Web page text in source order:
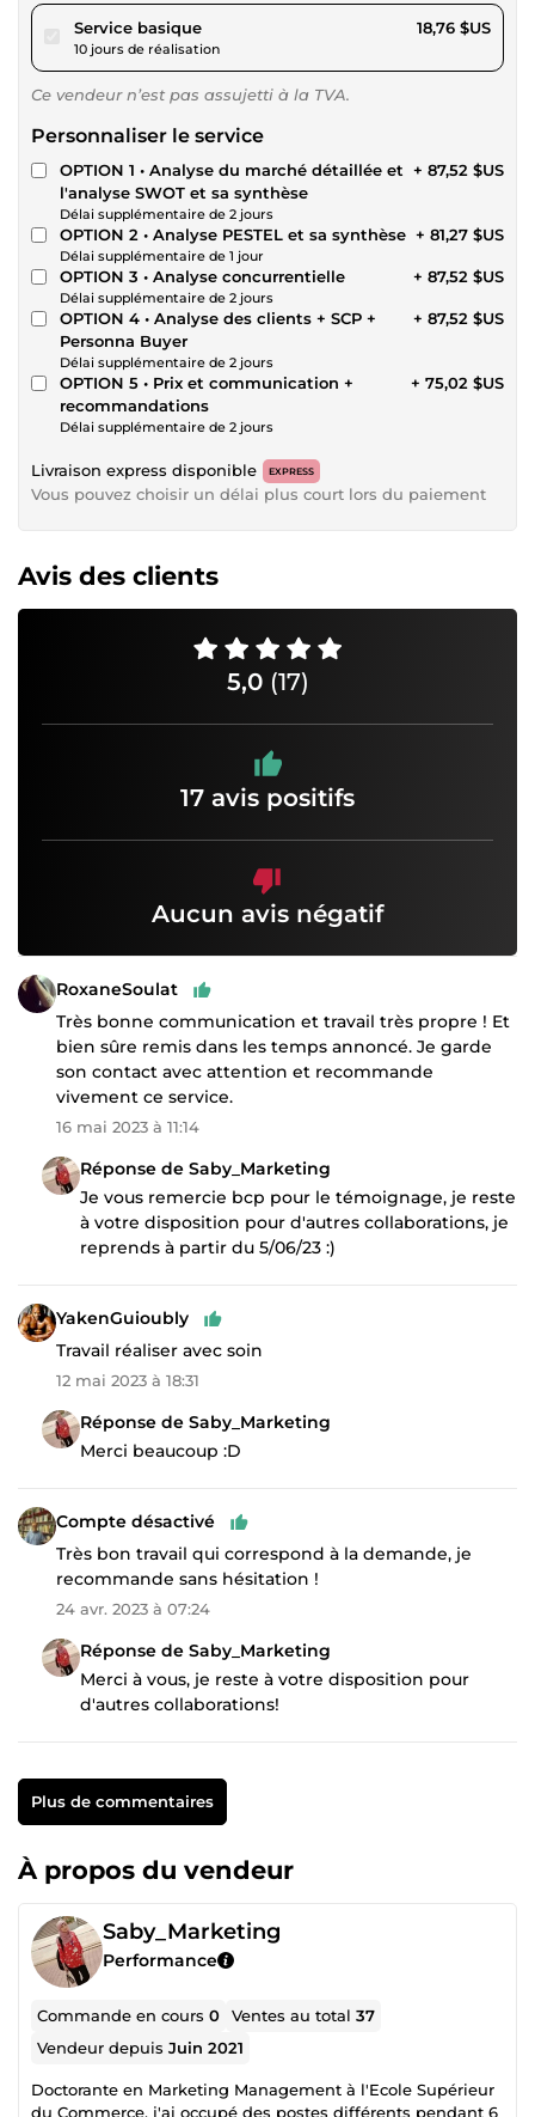
Service basiquepour 17,29 $US
10 jours de réalisation
18,76 $US
Ce vendeur n’est pas assujetti à la TVA.
Personnaliser le service
OPTION 1 • Analyse du marché détaillée et
l'analyse SWOT et sa synthèse
Délai supplémentaire de 2 jours
+ 87,52 $US
OPTION 2 • Analyse PESTEL et sa synthèse
Délai supplémentaire de 1 jour
+ 81,27 $US
OPTION 3 • Analyse concurrentielle
Délai supplémentaire de 2 jours
+ 87,52 $US
OPTION 4 • Analyse des clients + SCP +
Personna Buyer
Délai supplémentaire de 2 jours
+ 87,52 $US
OPTION 5 • Prix et communication +
recommandations
Délai supplémentaire de 2 jours
+ 75,02 $US
Livraison express disponible EXPRESS
Vous pouvez choisir un délai plus court lors du paiement
Avis des clients
5,0 (17)
17 avis positifs
Aucun avis négatif
RoxaneSoulat
Très bonne communication et travail très propre ! Et
bien sûre remis dans les temps annoncé. Je garde
son contact avec attention et recommande
vivement ce service.
16 mai 2023 à 11:14
Réponse de Saby_Marketing
Je vous remercie bcp pour le témoignage, je reste
à votre disposition pour d'autres collaborations, je
reprends à partir du 5/06/23 :)
YakenGuioubly
Travail réaliser avec soin
12 mai 2023 à 18:31
Réponse de Saby_Marketing
Merci beaucoup :D
Compte désactivé
Très bon travail qui correspond à la demande, je
recommande sans hésitation !
24 avr. 2023 à 07:24
Réponse de Saby_Marketing
Merci à vous, je reste à votre disposition pour
d'autres collaborations!
Plus de commentaires
À propos du vendeur
Saby_Marketing
Performance
Commande en cours0 Ventes au total37
Vendeur depuisJuin 2021
Doctorante en Marketing Management à l'Ecole Supérieur
du Commerce, j'ai occupé des postes différents pendant 6